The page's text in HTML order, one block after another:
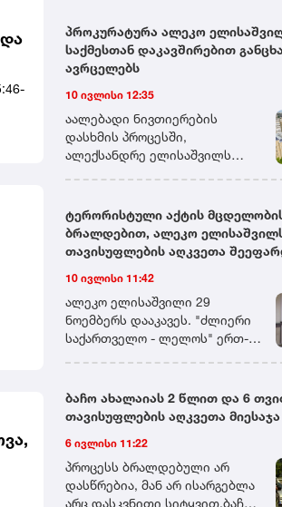
ითვალისწინებს.პროკურატურა
დაკავებულისათვის აღკვეთის
ღონისძიების შეფარდების
შუამდგომლობით
სასამართლოს კანონით
დადგენილ ვადაში მიმართავს.
მუხლით მიმდინარეობს, რაც
განზრახ მკვლელობას
გულისხმობს.
პროკურატურა ალეკო
საქმესთან დაკავშირებით
ავრცელებს
10 ივლისი 12:35
აალებადი ნივთიერების
დასხმის პროცესში,
ალექსანდრე ელისაშვილს
მიუსწრეს. ერთ-ერთი
მანდატურის დანახვისთანავე,
ალექსანდრე ელისაშვილი
ცემა. დაკავების პროცესში,
მანდატურის სამსახურის სამი
თანამშრომელი ცდილობდა
ალექსანდრე ელისაშვილის
ცეცხლის წაკიდების
საშუალების მოსპობას და
განიარაღებას. თავდამსხმელი,
თავის მხრივ, ცდილობდა
ცეცხლსასროლი იარაღის
ამოღებას და გამოყენებას.
ალექსანდრე ელისაშვილმა
ტერორისტული აქტის
ბრალდებით, ალეკო
თავისუფლების აღკვეთა
10 ივლისი 11:42
ალეკო ელისაშვილი 29
ნოემბერს დააკავეს. "ძლიერი
საქართველო - ლელოს" ერთ-
პროკურატურამ 30 ნოემბერს
ელისაშვილს თბილისის
ტერორისტული აქტის ჩადენის
მცდელობის ფაქტზე,
საქართველოს სისხლის
სამართლის კოდექსის 19-323-ე
ბაჩო ახალაიას 2 წლით და 6
თავისუფლების აღკვეთა მიესაჯა
6 ივლისი 11:22
პროცესს ბრალდებული არ
დასწრებია, მან არ ისარგებლა
არც დასკვნითი სიტყვით.ბაჩო